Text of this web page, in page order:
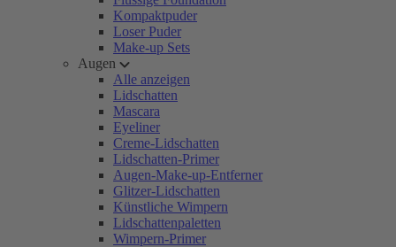
Kompaktpuder
Loser Puder
Make-up Sets
Augen
Alle anzeigen
Lidschatten
Mascara
Eyeliner
Creme-Lidschatten
Lidschatten-Primer
Augen-Make-up-Entferner
Glitzer-Lidschatten
Künstliche Wimpern
Lidschattenpaletten
Wimpern-Primer